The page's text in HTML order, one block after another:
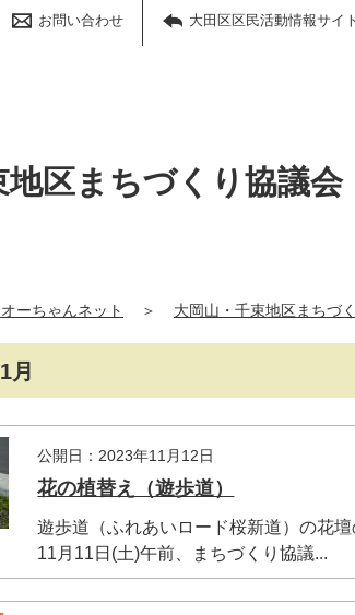
お問い合わせ 大田区区民活動情報サイ
地区まちづくり協議会
ーちゃんネット ＞ 大岡山・千束地区まちづ
月
公開日：2023年11月12日
花の植替え（遊歩道）
遊歩道（ふれあいロード桜新道）の花壇
11月11日(土)午前、まちづくり協議...